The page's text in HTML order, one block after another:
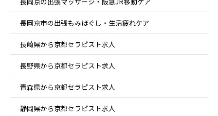
長岡京市の出張もみほぐし・生活疲れケア
長崎県から京都セラピスト求人
長野県から京都セラピスト求人
青森県から京都セラピスト求人
静岡県から京都セラピスト求人